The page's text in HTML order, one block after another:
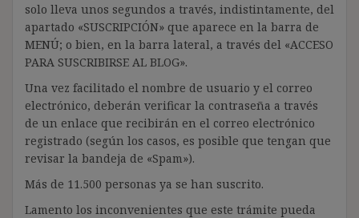
solo lleva unos segundos a través, indistintamente, del
apartado «SUSCRIPCIÓN» que aparece en la barra de
MENÚ; o bien, en la barra lateral, a través del «ACCESO
PARA SUSCRIBIRSE AL BLOG».
Una vez facilitado el nombre de usuario y el correo
electrónico, deberán verificar la contraseña a través
de un enlace que recibirán en el correo electrónico
registrado (según los casos, es posible que tengan que
revisar la bandeja de «Spam»).
Más de 11.500 personas ya se han suscrito.
Lamento los inconvenientes que este trámite pueda